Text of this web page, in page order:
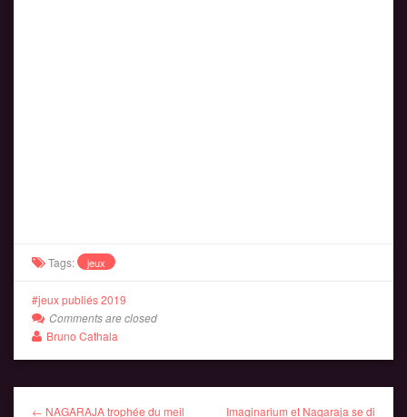
Tags: jeux
jeux publiés 2019
Comments are closed
Bruno Cathala
← NAGARAJA trophée du meil
Imaginarium et Nagaraja se di